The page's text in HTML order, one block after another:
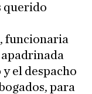
querido
funcionaria
el despacho
para